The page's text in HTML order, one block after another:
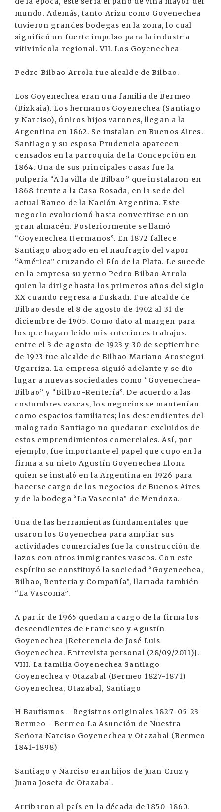
mundo. Además, tanto Arizu como Goyenechea
tuvieron grandes bodegas en la zona, lo cual
significó un fuerte impulso para la industria
vitivinícola regional. VII. Los Goyenechea
Pedro Bilbao Arrola fue alcalde de Bilbao.
Los Goyenechea eran una familia de Bermeo
(Bizkaia). Los hermanos Goyenechea (Santiago
y Narciso), únicos hijos varones, llegan a la
Argentina en 1862. Se instalan en Buenos Aires.
Santiago y su esposa Prudencia aparecen
censados en la parroquia de la Concepción en
1864. Una de sus principales casas fue la
pulpería “A la villa de Bilbao” que instalaron en
1868 frente a la Casa Rosada, en la sede del
actual Banco de la Nación Argentina. Este
negocio evolucionó hasta convertirse en un
gran almacén. Posteriormente se llamó
“Goyenechea Hermanos”. En 1872 fallece
Santiago ahogado en el naufragio del vapor
“América” cruzando el Río de la Plata. Le sucede
en la empresa su yerno Pedro Bilbao Arrola
quien la dirige hasta los primeros años del siglo
XX cuando regresa a Euskadi. Fue alcalde de
Bilbao desde el 8 de agosto de 1902 al 31 de
diciembre de 1905. Como dato al margen para
los que hayan leído mis anteriores trabajos:
entre el 3 de agosto de 1923 y 30 de septiembre
de 1923 fue alcalde de Bilbao Mariano Arostegui
Ugarriza. La empresa siguió adelante y se dio
lugar a nuevas sociedades como “Goyenechea-
Bilbao” y “Bilbao-Rentería”. De acuerdo a las
costumbres vascas, los negocios se mantenían
como espacios familiares; los descendientes del
malogrado Santiago no quedaron excluidos de
estos emprendimientos comerciales. Así, por
ejemplo, fue importante el papel que cupo en la
firma a su nieto Agustín Goyenechea Llona
quien se instaló en la Argentina en 1926 para
hacerse cargo de los negocios de Buenos Aires
y de la bodega “La Vasconia” de Mendoza.
Una de las herramientas fundamentales que
usaron los Goyenechea para ampliar sus
actividades comerciales fue la construcción de
lazos con otros inmigrantes vascos. Con este
espíritu se constituyó la sociedad “Goyenechea,
Bilbao, Renteria y Compañía”, llamada también
“La Vasconia”.
A partir de 1965 quedan a cargo de la firma los
descendientes de Francisco y Agustín
Goyenechea [Referencia de José Luis
Goyenechea. Entrevista personal (28/09/2011)].
VIII. La familia Goyenechea Santiago
Goyenechea y Otazabal (Bermeo 1827-1871)
Goyenechea, Otazabal, Santiago
H Bautismos - Registros originales 1827-05-23
Bermeo - Bermeo La Asunción de Nuestra
Señora Narciso Goyenechea y Otazabal (Bermeo
1841-1898)
Santiago y Narciso eran hijos de Juan Cruz y
Juana Josefa de Otazabal.
Arribaron al país en la década de 1850-1860.